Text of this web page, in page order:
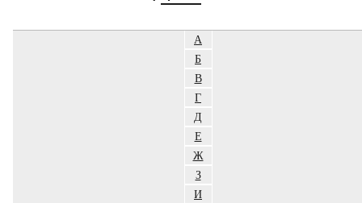
А
Б
В
Г
Д
Е
Ж
З
И